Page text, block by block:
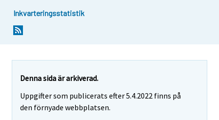
Inkvarteringsstatistik
Denna sida är arkiverad.
Uppgifter som publicerats efter 5.4.2022 finns på
den förnyade webbplatsen.